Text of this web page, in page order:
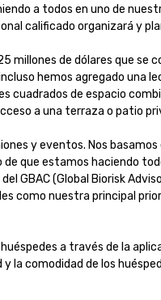
a todos en uno de
calificado organizará y
de dólares que se
hemos agregado una
cuadrados de espacio
a una terraza o patio
y eventos. Nos
que estamos haciendo
GBAC (Global Biorisk
como nuestra principal
a través de la
la comodidad de los